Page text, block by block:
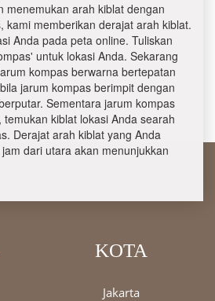
menemukan arah kiblat dengan
kami memberikan derajat arah kiblat.
Anda pada peta online. Tuliskan
untuk lokasi Anda. Sekarang
kompas berwarna bertepatan
jarum kompas berimpit dengan
Sementara jarum kompas
kiblat lokasi Anda searah
Derajat arah kiblat yang Anda
dari utara akan menunjukkan
KOTA
Jakarta